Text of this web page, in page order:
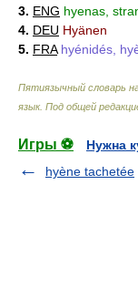
3. ENG hyenas,
4. DEU Hyänen
5. FRA hyénidés,
Пятиязычный словарь
язык. Под общей
Игры ⚽
Нужна
hyène tachetée